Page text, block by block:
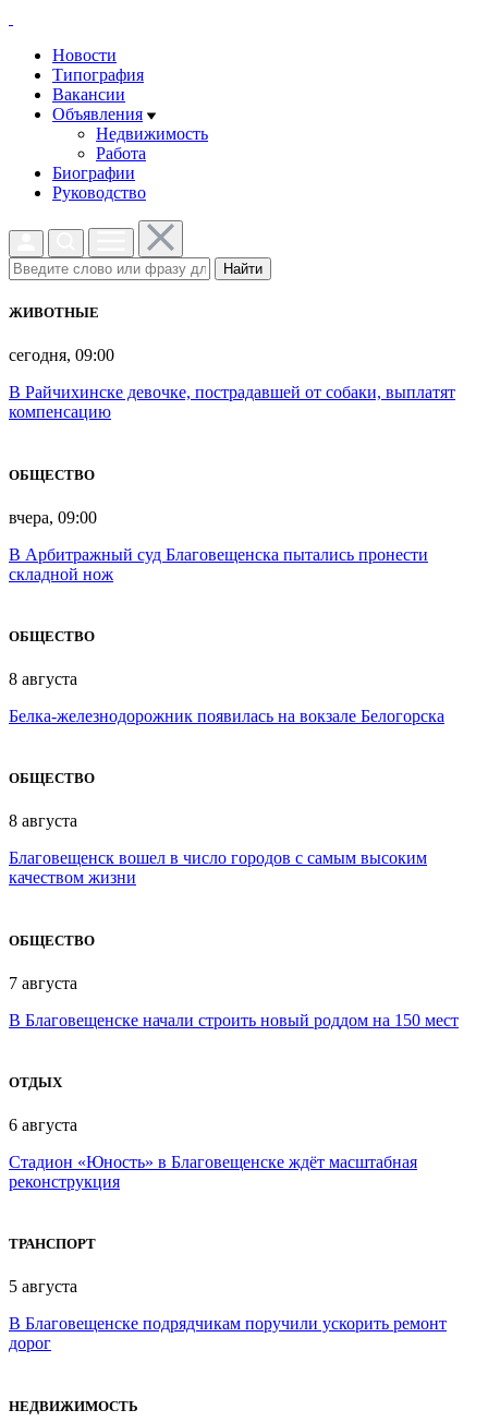
Новости
Типография
Вакансии
Объявления
Недвижимость
Работа
Биографии
Руководство
Найти
ЖИВОТНЫЕ
сегодня, 09:00
В Райчихинске девочке, пострадавшей от собаки, выплатят
компенсацию
ОБЩЕСТВО
вчера, 09:00
В Арбитражный суд Благовещенска пытались пронести
складной нож
ОБЩЕСТВО
8 августа
Белка-железнодорожник появилась на вокзале Белогорска
ОБЩЕСТВО
8 августа
Благовещенск вошел в число городов с самым высоким
качеством жизни
ОБЩЕСТВО
7 августа
В Благовещенске начали строить новый роддом на 150 мест
ОТДЫХ
6 августа
Стадион «Юность» в Благовещенске ждёт масштабная
реконструкция
ТРАНСПОРТ
5 августа
В Благовещенске подрядчикам поручили ускорить ремонт
дорог
НЕДВИЖИМОСТЬ